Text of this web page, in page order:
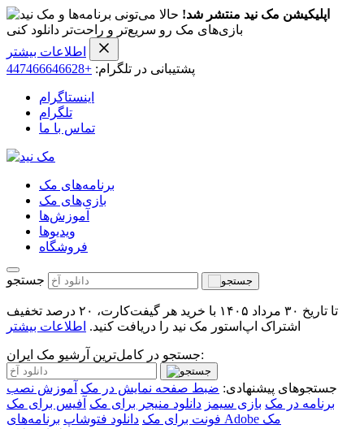
اپلیکیشن مک نید منتشر شد! حالا می‌تونی برنامه‌ها و
بازی‌های مک رو سریع‌تر و راحت‌تر دانلود کنی
اطلاعات بیشتر
پشتیبانی در تلگرام: +447466646628
اینستاگرام
تلگرام
تماس با ما
برنامه‌های مک
بازی‌های مک
آموزش‌ها
ویدیو‌ها
فروشگاه
جستجو
تا تاریخ ۳۰ مرداد ۱۴۰۵ با خرید هر گیفت‌کارت، ۲۰ درصد تخفیف
اشتراک اپ‌استور مک نید را دریافت کنید. اطلاعات بیشتر
جستجو در کامل‌ترین آرشیو مک ایران:
جستجوهای پیشنهادی: ضبط صفحه نمایش در مک آموزش نصب
برنامه در مک بازی سیمز دانلود منیجر برای مک آفیس برای مک
فونت برای مک دانلود فتوشاپ
برنامه‌های Adobe مک